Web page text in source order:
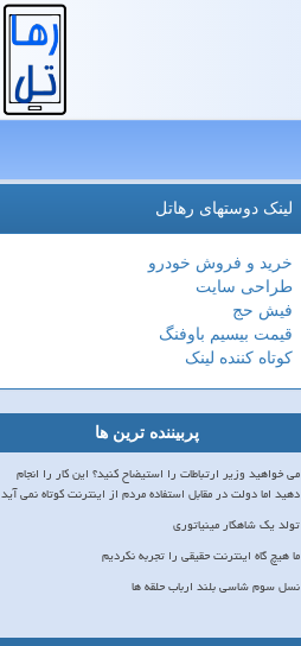
لینک دوستهای رهاتل
خرید و فروش خودرو
طراحی سایت
فیش حج
قیمت بیسیم باوفنگ
کوتاه کننده لینک
پربیننده ترین ها
می خواهید وزیر ارتباطات را استیضاح کنید؟ این کار را انجام
دهید اما دولت در مقابل استفاده مردم از اینترنت کوتاه نمی آید
تولد یک شاهکار مینیاتوری
ما هیچ گاه اینترنت حقیقی را تجربه نکردیم
نسل سوم شاسی بلند ارباب حلقه ها